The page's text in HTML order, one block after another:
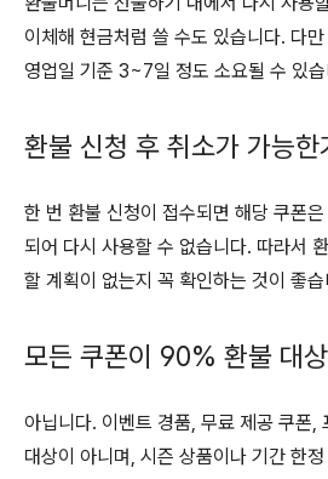
이체해 현금처럼 쓸 수도 있습니다. 다
영업일 기준 3~7일 정도 소요될 수 있
환불 신청 후 취소가 가능한
한 번 환불 신청이 접수되면 해당 쿠폰은
되어 다시 사용할 수 없습니다. 따라서
할 계획이 없는지 꼭 확인하는 것이 좋습
모든 쿠폰이 90% 환불 대
아닙니다. 이벤트 경품, 무료 제공 쿠폰,
대상이 아니며, 시즌 상품이나 기간 한